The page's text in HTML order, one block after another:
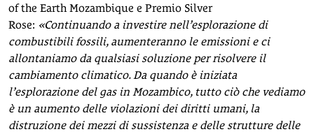
of the Earth Mozambique e Premio Silver
Rose: «Continuando a investire nell’esplorazione di
combustibili fossili, aumenteranno le emissioni e ci
allontaniamo da qualsiasi soluzione per risolvere il
cambiamento climatico. Da quando è iniziata
l’esplorazione del gas in Mozambico, tutto ciò che vediamo
è un aumento delle violazioni dei diritti umani, la
distruzione dei mezzi di sussistenza e delle strutture delle